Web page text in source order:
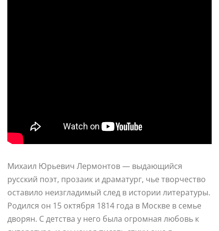
Михаил Юрьевич Лермонтов — выдающийся
русский поэт, прозаик и драматург, чье творчество
оставило неизгладимый след в истории литературы.
Родился он 15 октября 1814 года в Москве в семье
дворян. С детства у него была огромная любовь к